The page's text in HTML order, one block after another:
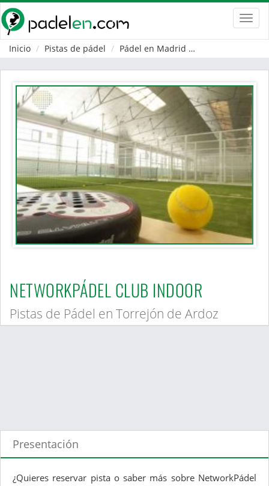
Inicio
Pistas de pádel Pádel en Madrid
NETWORKPÁDEL CLUB INDOOR
Pistas de Pádel en Torrejón de Ardoz
Presentación
¿Quieres reservar pista o saber más sobre NetworkPádel